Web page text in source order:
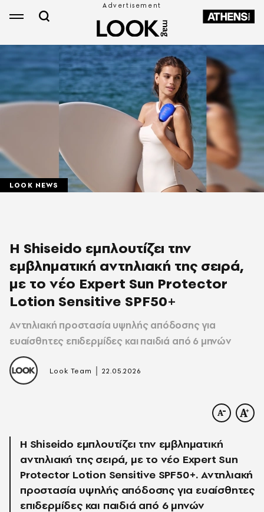
LOOK NEWS
Η Shiseido εμπλουτίζει την
εμβληματική αντηλιακή της σειρά,
με το νέο Expert Sun Protector
Lotion Sensitive SPF50+
Αντηλιακή προστασία υψηλής απόδοσης για
ευαίσθητες επιδερμίδες και παιδιά από 6 μηνών
Look Team |22.05.2026
Η Shiseido εμπλουτίζει την εμβληματική
αντηλιακή της σειρά, με το νέο Expert Sun
Protector Lotion Sensitive SPF50+. Αντηλιακή
προστασία υψηλής απόδοσης για ευαίσθητες
επιδερμίδες και παιδιά από 6 μηνών